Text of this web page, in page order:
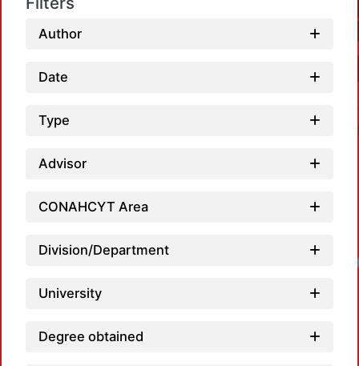
Author
Date
Type
Advisor
CONAHCYT Area
Division/Department
University
Degree obtained